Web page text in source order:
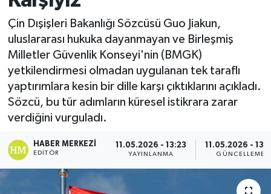
Çin Dışişleri Bakanlığı Sözcüsü Guo Jiakun,
uluslararası hukuka dayanmayan ve Birleşmiş
Milletler Güvenlik Konseyi'nin (BMGK)
yetkilendirmesi olmadan uygulanan tek taraflı
yaptırımlara kesin bir dille karşı çıktıklarını açıkladı.
Sözcü, bu tür adımların küresel istikrara zarar
verdiğini vurguladı.
HABER MERKEZI
EDITÖR
11.05.2026 - 13:23
YAYINLANMA
11.05.2026 -
GÜNCELLEME
Tüm Manşetler
Son Dakika Haberleri
Haber Arşivi